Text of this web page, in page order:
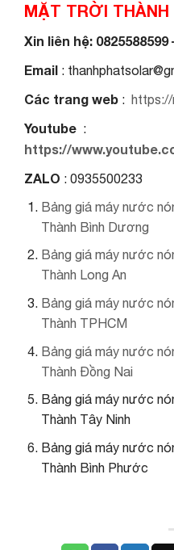
MẶT TRỜI THÀNH
Xin liên hệ:
Email :
Các trang web : https://
Youtube :
https://
ZALO : 0935500233
Bảng giá máy nước
Thành Bình Dương
Bảng giá máy nước
Thành Long An
Bảng giá máy nước
Thành TPHCM
Bảng giá máy nước
Thành Đồng Nai
Bảng giá máy nước
Thành Tây Ninh
Bảng giá máy nước
Thành Bình Phước